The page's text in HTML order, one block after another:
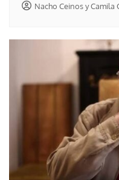
Nacho Ceinos y Camila